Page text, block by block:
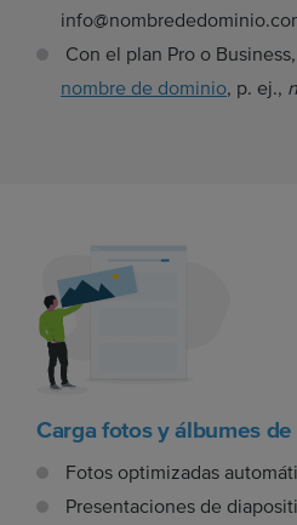
Con el plan Pro o
nombre de dominio, p. ej.,
Carga fotos y álbumes
Fotos optimizadas
Presentaciones de